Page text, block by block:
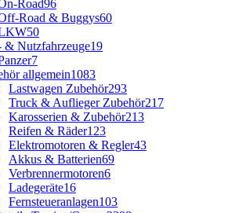
Road96
Road & Buggys60
50
& Nutzfahrzeuge19
7
allgemein1083
Lastwagen Zubehör293
Truck & Auflieger Zubehör217
Karosserien & Zubehör213
Reifen & Räder123
Elektromotoren & Regler43
Akkus & Batterien69
Verbrennermotoren6
Ladegeräte16
Fernsteueranlagen103